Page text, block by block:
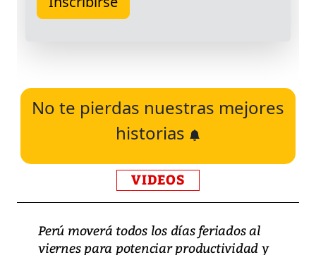
No te pierdas nuestras mejores
historias
VIDEOS
Perú moverá todos los días feriados al
viernes para potenciar productividad y